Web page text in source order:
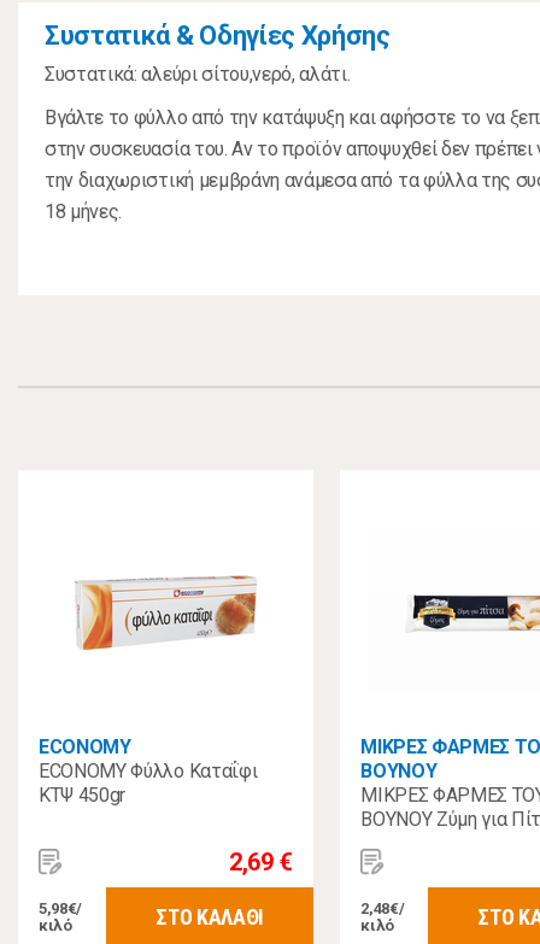
Συστατικά & Οδηγίες Χρήσης
Συστατικά: αλεύρι σίτου,νερό, αλάτι.
Βγάλτε το φύλλο από την κατάψυξη και αφήσστε το να
στην συσκευασία του. Αν το προϊόν αποψυχθεί δεν
την διαχωριστική μεμβράνη ανάμεσα από τα φύλλα της
18 μήνες.
ECONOMY
ECONOMY Φύλλο Καταΐφι
ΚΤΨ 450gr
2,69 €
5,98€/
κιλό
ΣΤΟ ΚΑΛΑΘΙ
ΜΙΚΡΕΣ ΦΑΡΜΕΣ
ΒΟΥΝΟΥ
ΜΙΚΡΕΣ ΦΑΡΜΕΣ
ΒΟΥΝΟΥ Ζύμη για
400gr
2,48€/
κιλό
ΣΤΟ